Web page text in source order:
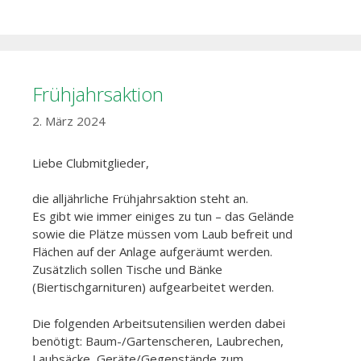
Frühjahrsaktion
2. März 2024
Liebe Clubmitglieder,
die alljährliche Frühjahrsaktion steht an.
Es gibt wie immer einiges zu tun – das Gelände
sowie die Plätze müssen vom Laub befreit und
Flächen auf der Anlage aufgeräumt werden.
Zusätzlich sollen Tische und Bänke
(Biertischgarnituren) aufgearbeitet werden.
Die folgenden Arbeitsutensilien werden dabei
benötigt: Baum-/Gartenscheren, Laubrechen,